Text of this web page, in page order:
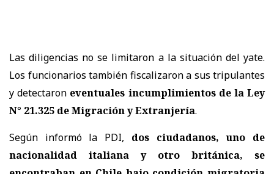
Las diligencias no se limitaron a la situación del yate.
Los funcionarios también fiscalizaron a sus tripulantes
y detectaron eventuales incumplimientos de la Ley
N° 21.325 de Migración y Extranjería.
Según informó la PDI, dos ciudadanos, uno de
nacionalidad italiana y otro británica, se